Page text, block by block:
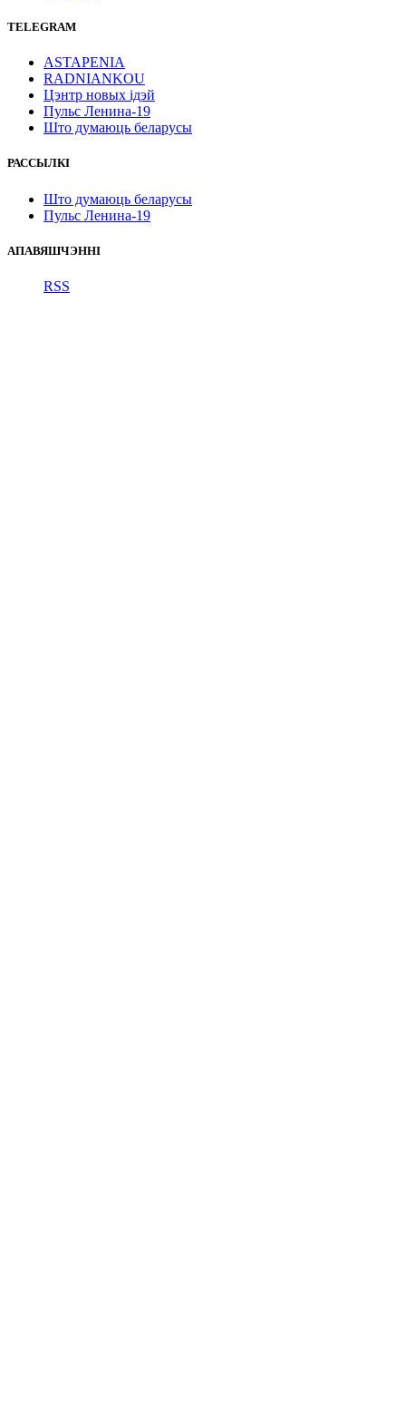
TELEGRAM
ASTAPENIA
RADNIANKOU
Цэнтр новых ідэй
Пульс Ленина-19
Што думаюць беларусы
РАССЫЛКІ
Што думаюць беларусы
Пульс Ленина-19
АПАВЯШЧЭННІ
RSS